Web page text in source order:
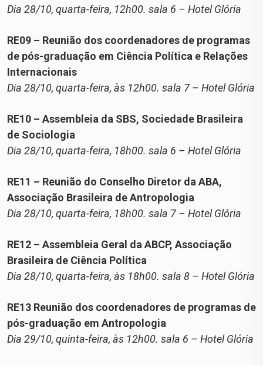
Dia 28/10, quarta-feira, 12h00. sala 6 – Hotel Glória
RE09 – Reunião dos coordenadores de programas
de pós-graduação em Ciência Política e Relações
Internacionais
Dia 28/10, quarta-feira, às 12h00. sala 7 – Hotel Glória
RE10 – Assembleia da SBS, Sociedade Brasileira
de Sociologia
Dia 28/10, quarta-feira, 18h00. sala 6 – Hotel Glória
RE11 – Reunião do Conselho Diretor da ABA,
Associação Brasileira de Antropologia
Dia 28/10, quarta-feira, 18h00. sala 7 – Hotel Glória
RE12 – Assembleia Geral da ABCP, Associação
Brasileira de Ciência Política
Dia 28/10, quarta-feira, às 18h00. sala 8 – Hotel Glória
RE13 Reunião dos coordenadores de programas de
pós-graduação em Antropologia
Dia 29/10, quinta-feira, às 12h00. sala 6 – Hotel Glória